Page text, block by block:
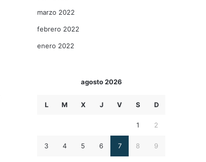
marzo 2022
febrero 2022
enero 2022
agosto 2026
L M X J V S D
1 2
3 4 5 6 7 8 9